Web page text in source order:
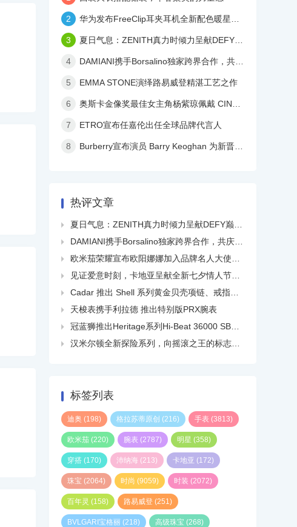
2 华为发布FreeClip耳夹耳机全新配色暖星云，再度引领时尚潮流！
3 夏日气息：ZENITH真力时倾力呈献DEFY巅峰系列镂空天际腕表白色陶瓷款
4 DAMIANI携手Borsalino独家跨界合作，共庆品牌百年华诞
5 EMMA STONE演绎路易威登精湛工艺之作
6 奥斯卡金像奖最佳女主角杨紫琼佩戴 CINDY CHAO 艺术珠宝亮相颁奖典礼
7 ETRO宣布任嘉伦出任全球品牌代言人
8 Burberry宣布演员 Barry Keoghan 为新晋品牌大使
热评文章

夏日气息：ZENITH真力时倾力呈献DEFY巅峰系列镂空天际腕表白色陶瓷款

DAMIANI携手Borsalino独家跨界合作，共庆品牌百年华诞

欧米茄荣耀宣布欧阳娜娜加入品牌名人大使大家庭

见证爱意时刻，卡地亚呈献全新七夕情人节短片

Cadar 推出 Shell 系列黄金贝壳项链、戒指、耳环等

天梭表携手利拉德 推出特别版PRX腕表

冠蓝狮推出Heritage系列Hi-Beat 36000 SBGH345线上精品店独家白钢腕表

汉米尔顿全新探险系列，向摇滚之王的标志性热门单曲致敬
标签列表
迪奥 (198) 格拉苏蒂原创 (216) 手表 (3813)
欧米茄 (220) 腕表 (2787) 明星 (358)
穿搭 (170) 沛纳海 (213) 卡地亚 (172)
珠宝 (2064) 时尚 (9059) 时装 (2072)
百年灵 (158) 路易威登 (251)
BVLGARI宝格丽 (218) 高级珠宝 (268)